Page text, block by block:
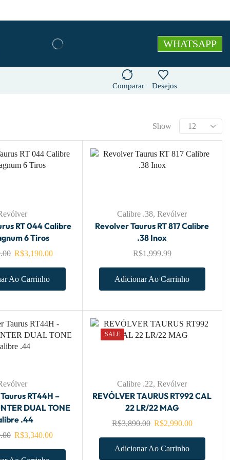
WHATSAPP
Comparar Desejos
Show
RT 044 Calibre
6 Tiros
R$3,190.00
Ao Carrinho
Calibre .38,Revólver
Revolver Taurus RT 817 Calibre
.38 Inox
R$1,999.99
Adicionar Ao Carrinho
RT44H –
DUAL TONE
.44
R$3,340.00
SALE
Calibre .22,Revólver
REVÓLVER TAURUS RT992 CAL
22 LR/22 MAG
R$3,890.00 R$2,990.00
Adicionar Ao Carrinho